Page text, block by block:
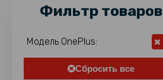
Фильтр товаров
Модель OnePlus:
Сбросить все